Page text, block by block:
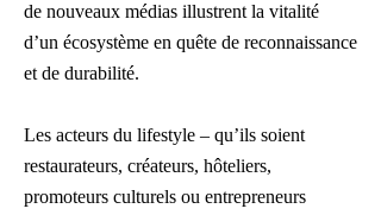
de nouveaux médias illustrent la vitalité
d’un écosystème en quête de reconnaissance
et de durabilité.
Les acteurs du lifestyle – qu’ils soient
restaurateurs, créateurs, hôteliers,
promoteurs culturels ou entrepreneurs